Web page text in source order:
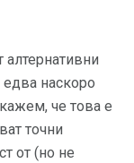
алтернативни
наскоро
че това е
точни
от (но не